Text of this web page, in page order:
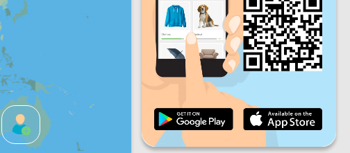
Dagelijkse vooruitgang
Maandelijkse voortgang
Totale vooruitgang